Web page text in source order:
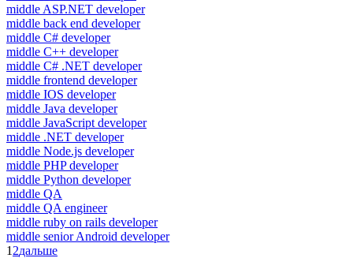
middle ASP.NET developer
middle back end developer
middle C# developer
middle C++ developer
middle C# .NET developer
middle frontend developer
middle IOS developer
middle Java developer
middle JavaScript developer
middle .NET developer
middle Node.js developer
middle PHP developer
middle Python developer
middle QA
middle QA engineer
middle ruby on rails developer
middle senior Android developer
1 2дальше